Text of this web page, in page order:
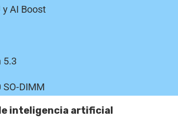
AI Boost
5.3
DIMM
inteligencia artificial